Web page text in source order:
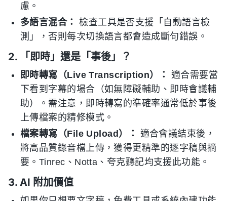
慮。
多語言混合：
檢查工具是否支援「自動語言檢
測」，否則每次切換語言都會造成斷句錯誤。
2. 「即時」還是「事後」？
即時轉寫（Live Transcription）：
適合需要當
下看到字幕的場合（如無障礙輔助、即時會議輔
助）。需注意，即時轉寫的準確率通常低於事後
上傳檔案的精修模式。
檔案轉寫（File Upload）：
適合會議結束後，
將高品質錄音檔上傳，獲得更精準的逐字稿與摘
要。Tinrec、Notta、夸克聽記均支援此功能。
3. AI 附加價值